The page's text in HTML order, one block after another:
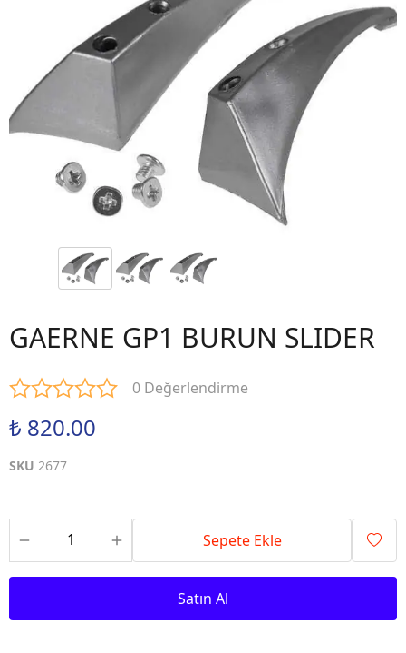
GAERNE GP1 BURUN SLIDER
0 Değerlendirme
₺ 820.00
SKU 2677
Sepete Ekle
Satın Al